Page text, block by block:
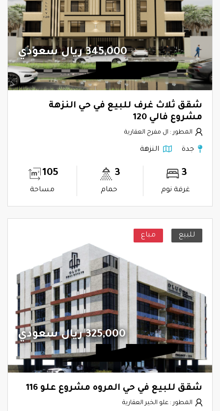
345,000 ريال سعودي
شقق ثلاث غرف للبيع في حي النزهة
مشروع فالي 120
المطور : ال مفرح العقارية
جدة النزهة
3
غرفة نوم
3
حمام
105
مساحة
للبيع مباع
325,000 ريال سعودي
شقق للبيع في حي المروه مشروع علو 116
المطور : علو الخير العقارية